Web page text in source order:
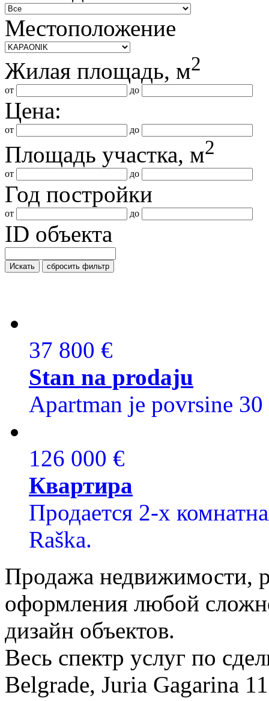
Местоположение
Жилая площадь, м2
от до
Цена:
от до
Площадь участка, м2
от до
Год постройки
от до
ID объекта
Искать сбросить фильтр
37 800 €
Stan na prodaju
Apartman je povrsine
126 000 €
Квартира
Продается 2-х
Raška.
Продажа недвижимости,
оформления любой
дизайн объектов.
Весь спектр услуг по
Belgrade, Juria Gagarina